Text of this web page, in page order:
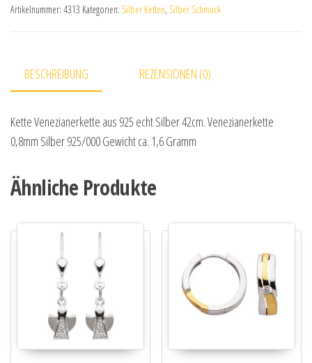
Artikelnummer: 4313 Kategorien: Silber Ketten, Silber Schmuck
BESCHREIBUNG REZENSIONEN (0)
Kette Venezianerkette aus 925 echt Silber 42cm. Venezianerkette
0,8mm Silber 925/000 Gewicht ca. 1,6 Gramm
Ähnliche Produkte